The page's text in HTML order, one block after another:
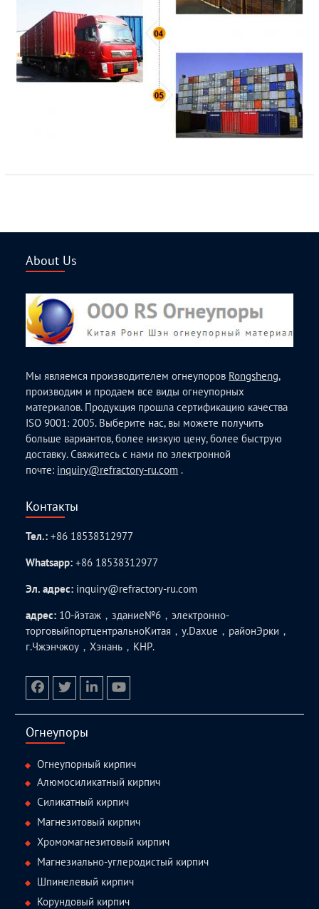
About Us
Мы являемся производителем огнеупоров Rongsheng,
производим и продаем все виды огнеупорных
материалов. Продукция прошла сертификацию качества
ISO 9001: 2005. Выберите нас, вы можете получить
больше вариантов, более низкую цену, более быструю
доставку. Свяжитесь с нами по электронной
почте: inquiry@refractory-ru.com .
Контакты
Тел.:+86 18538312977
Whatsapp:+86 18538312977
Эл. адрес: inquiry@refractory-ru.com
адрес: 10-йэтаж，здание№6，электронно-
торговыйпортцентральноКитая，у.Daxue，районЭрки，
г.Чжэнчжоу，Хэнань，КНР.
Огнеупоры
Огнеупорный кирпич
Алюмосиликатный кирпич
Силикатный кирпич
Магнезитовый кирпич
Хромомагнезитовый кирпич
Магнезиально-углеродистый кирпич
Шпинелевый кирпич
Корундовый кирпич